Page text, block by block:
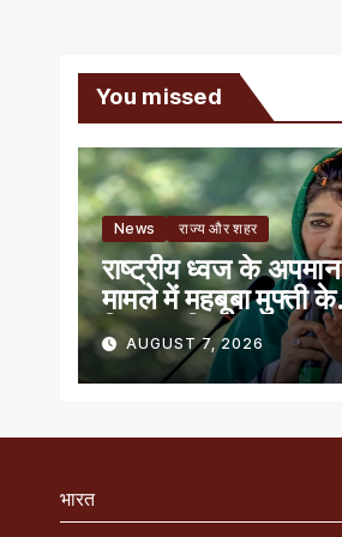
You missed
News राज्य और शहर
राष्ट्रीय ध्वज के अपमान
मामले में महबूबा मुफ्ती के
खिलाफ शिकायत
AUGUST 7, 2026
भारत